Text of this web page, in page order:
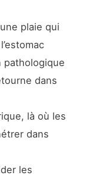
plaie qui
pathologique
dans
là où les
dans
les